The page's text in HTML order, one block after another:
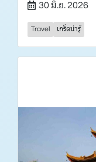
30 มิ.ย. 2026
Travel เกร็ดน่ารู้